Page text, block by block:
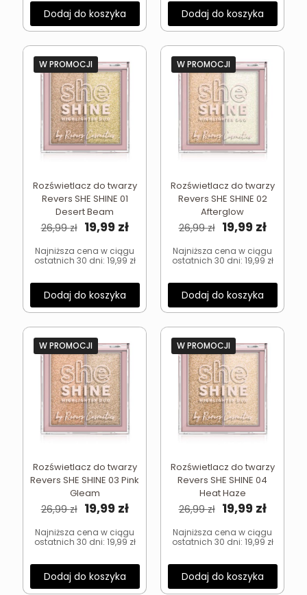
Dodaj do koszyka Dodaj do koszyka
W PROMOCJI
Rozświetlacz do twarzy
Revers SHE SHINE 01
Desert Beam
26,99zł Pierwotna
wynosiła:
26,99 zł.
19,99 złAktualna
wynosi:
19,99 zł.
Najniższa cena w ciągu
ostatnich 30 dni: 19,99 zł
Dodaj do koszyka
W PROMOCJI
Rozświetlacz do twarzy
Revers SHE SHINE 02
Afterglow
26,99zł Pierwotna
wynosiła:
26,99 zł.
19,99 zł
19,99
Najniższa cena w ciągu
ostatnich 30 dni: 19,99 zł
Dodaj do koszyka
W PROMOCJI
Rozświetlacz do twarzy
Revers SHE SHINE 03 Pink
Gleam
26,99zł Pierwotna
wynosiła:
26,99 zł.
19,99 złAktualna
wynosi:
19,99 zł.
Najniższa cena w ciągu
ostatnich 30 dni: 19,99 zł
Dodaj do koszyka
W PROMOCJI
Rozświetlacz do twarzy
Revers SHE SHINE 04
Heat Haze
26,99zł Pierwotna
wynosiła:
26,99 zł.
19,99 zł
19,99
Najniższa cena w ciągu
ostatnich 30 dni: 19,99 zł
Dodaj do koszyka